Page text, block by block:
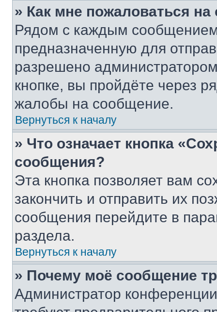
» Как мне пожаловаться
Рядом с каждым сообщением
предназначенную для
разрешено
кнопке, вы пройдёте через
жалобы на сообщение.
Вернуться к началу
» Что означает кнопка
сообщения?
Эта кнопка позволяет вам
закончить и отправить их
сообщения перейдите в
раздела.
Вернуться к началу
» Почему моё сообщение
Администратор